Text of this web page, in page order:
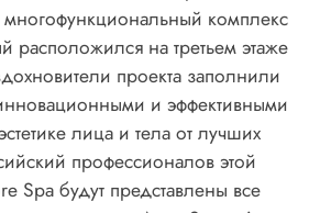
комплекс
расположился на третьем этаже
проекта заполнили
и эффективными
лица и тела от лучших
профессионалов этой
Spa будут представлены все